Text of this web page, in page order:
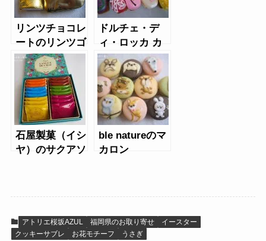
リンツチョコレ
ートのリンツゴ
ールドバニー缶
ドルチェ・デ
ィ・ロッカ カ
リーノの
Tiamo（ティア
ーモ）
石屋製菓（イシ
ヤ）のサクアソ
ble natureのマ
カロン
アトリエ桜坂AZUL 福岡県のお取り寄せ
イースター
クッキーサブレ
お花モチーフ
うさぎ